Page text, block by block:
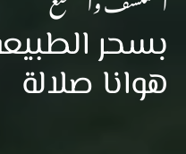
بسحر
هوانا صلالة